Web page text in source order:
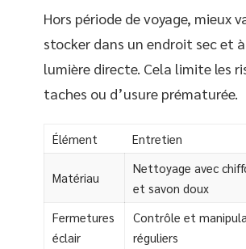
Hors période de voyage, mieux
stocker dans un endroit sec et
lumière directe. Cela limite les
taches ou d’usure prématurée.
Élément Entretien
Matériau
Nettoyage avec
et savon doux
Fermetures
éclair
Contrôle et
réguliers